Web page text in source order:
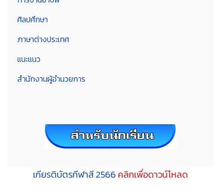
ศิลปศึกษา
ภาษาต่างประเทศ
แนะแนว
สำนักงานผู้อำนวยการ
เกียรติบัตรกีฬาสี 2566 คลิกเพื่อดาวน์โหลด